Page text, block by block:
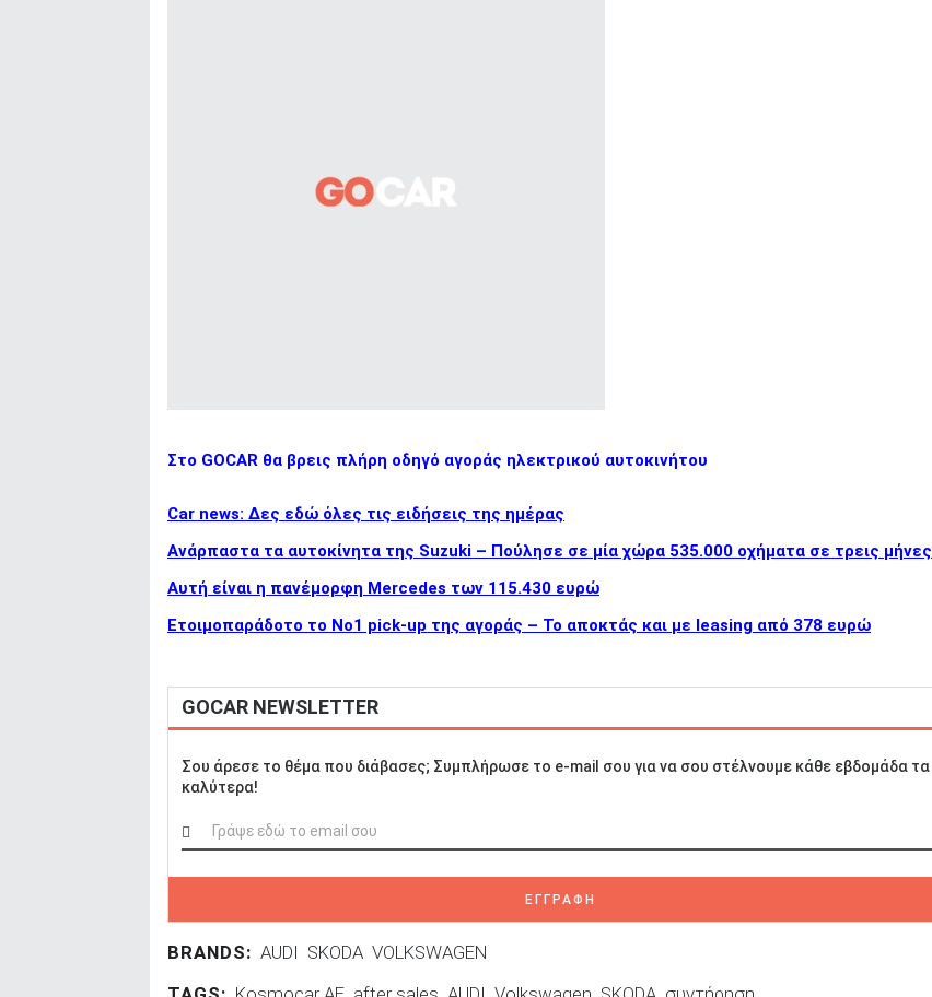
Στο GOCAR θα βρεις πλήρη οδηγό αγοράς ηλεκτρικού αυτοκινήτου
Car news: Δες εδώ όλες τις ειδήσεις της ημέρας
Ανάρπαστα τα αυτοκίνητα της Suzuki – Πούλησε σε μία χώρα 535.000 οχήματα σε τρεις μήνες
Αυτή είναι η πανέμορφη Mercedes των 115.430 ευρώ
Ετοιμοπαράδοτο το Νο1 pick-up της αγοράς – Το αποκτάς και με leasing από 378 ευρώ
GOCAR NEWSLETTER
Σου άρεσε το θέμα που διάβασες; Συμπλήρωσε το e-mail σου για να σου στέλνουμε κάθε εβδομάδα τα
καλύτερα!
ΕΓΓΡΑΦΗ
BRANDS: AUDI SKODA VOLKSWAGEN